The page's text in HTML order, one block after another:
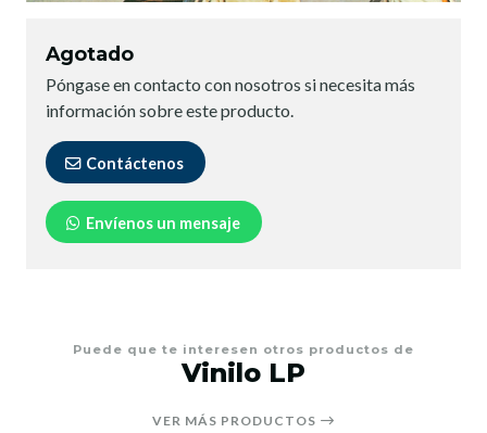
Agotado
Póngase en contacto con nosotros si necesita más
información sobre este producto.
Contáctenos
Envíenos un mensaje
Puede que te interesen otros productos de
Vinilo LP
VER MÁS PRODUCTOS